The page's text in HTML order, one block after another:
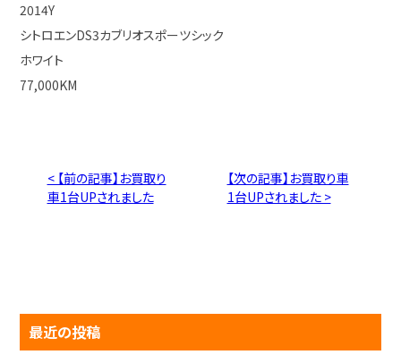
2014Y
シトロエンDS3カブリオスポーツシック
ホワイト
77,000KM
< 【前の記事】お買取り
車1台UPされました
【次の記事】お買取り車
1台UPされました >
最近の投稿